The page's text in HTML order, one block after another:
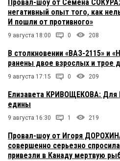
Провал-шоу от Семена
негативный опыт того, как
И пошли от противного»
9 августа 18:00 0 208
В столкновении «ВАЗ-2115» и
ранены двое взрослых и трое
9 августа 17:15 0 209
Елизавета КРИВОЩЕКОВА: Для
едины
9 августа 16:30 1 219
Провал-шоу от Игоря
совершенно серьезно
привезли в Канаду мертвую